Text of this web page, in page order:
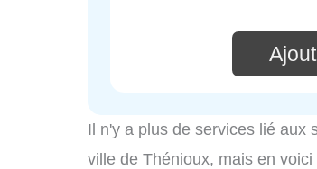
Il n'y a plus de services lié aux
ville de Thénioux, mais en